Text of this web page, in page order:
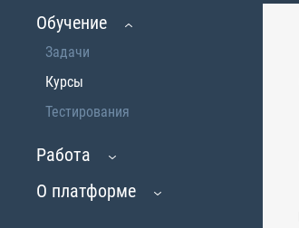
Обучение
Задачи
Курсы
Тестирования
Работа
О платформе